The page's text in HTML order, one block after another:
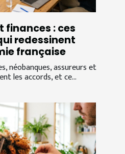
finances : ces
redessinent
française
néobanques, assureurs et
les accords, et ce...